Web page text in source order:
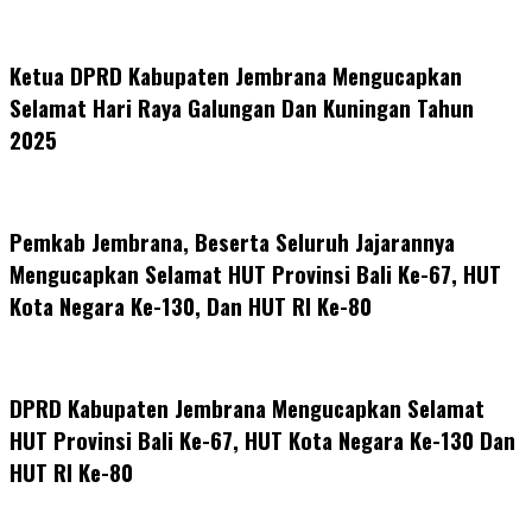
Ketua DPRD Kabupaten Jembrana Mengucapkan
Selamat Hari Raya Galungan Dan Kuningan Tahun
2025
Pemkab Jembrana, Beserta Seluruh Jajarannya
Mengucapkan Selamat HUT Provinsi Bali Ke-67, HUT
Kota Negara Ke-130, Dan HUT RI Ke-80
DPRD Kabupaten Jembrana Mengucapkan Selamat
HUT Provinsi Bali Ke-67, HUT Kota Negara Ke-130 Dan
HUT RI Ke-80